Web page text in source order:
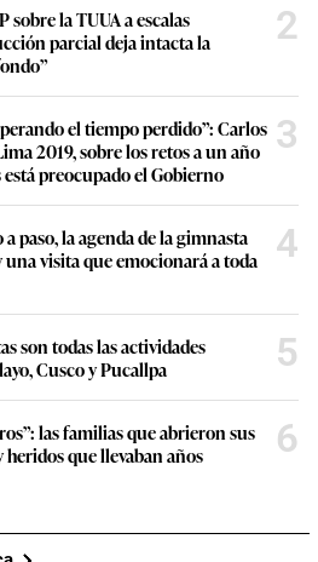
sobre la TUUA a escalas
parcial deja intacta la
2
el tiempo perdido”: Carlos
2019, sobre los retos a un año
preocupado el Gobierno
3
paso, la agenda de la gimnasta
visita que emocionará a toda
4
son todas las actividades
Cusco y Pucallpa
5
las familias que abrieron sus
que llevaban años
6